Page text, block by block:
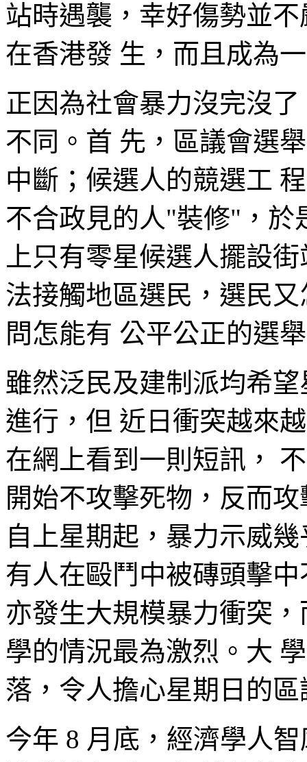
站時遇襲，幸好傷勢並
在香港發 生，而且成為
正因為社會暴力沒完沒
不同。首 先，區議會選
中斷；候選人的競選工
不合政見的人"裝修"，於
上只有零星候選人擺設
法接觸地區選民，選民
問怎能有 公平公正的選
雖然泛民及建制派均希
進行，但 近日衝突越來
在網上看到一則短訊，
開始不攻擊死物，反而
自上星期起，暴力示威
有人在毆鬥中被磚頭擊
亦發生大規模暴力衝突
學的情況最為激烈。大
落，令人擔心星期日的
今年 8 月底，經濟學人